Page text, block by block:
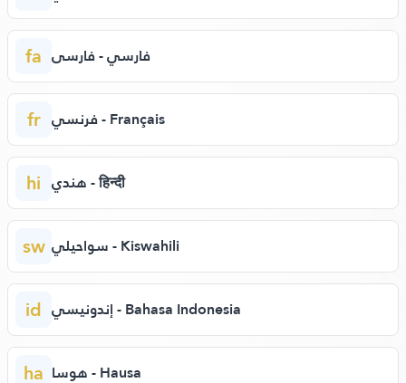
fa فارسي - فارسی
fr فرنسي - Français
hi هندي - हिन्दी
sw سواحيلي - Kiswahili
id إندونيسي - Bahasa Indonesia
ha هوسا - Hausa